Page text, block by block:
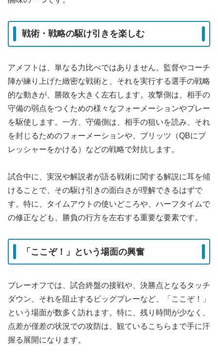
戦術・戦略の駆け引きを楽しむ
アメフトは、単なる力比べではありません。監督やコーチ
陣が練り上げた緻密な戦術と、それを実行する選手の戦略
的な動きが、勝敗を大きく左右します。攻撃側は、相手の
守備の弱点をつくための様々なフォーメーションやプレー
を駆使します。一方、守備側は、相手の狙いを読み、それ
を封じるためのフォーメーションや、ブリッツ（QBにプ
レッシャーをかける）などの戦略で対抗します。
試合中に、実況や解説者が語る戦術に関する解説に耳を傾
けることで、その駆け引きの面白さが理解できるはずで
す。特に、タイムアウトの使いどころや、ハーフタイムで
の修正なども、勝負の行方を左右する重要な要素です。
「ここぞ！」という場面の興奮
プレーオフでは、試合終盤の接戦や、決勝点となるタッチ
ダウン、それを阻止するビッグプレーなど、「ここぞ！」
という場面が数多く訪れます。特に、残り時間が少なく、
点差が僅差の状況での攻防は、観ているこちらまで手に汗
握る展開になります。